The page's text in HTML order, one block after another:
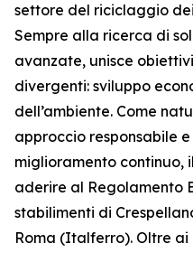
settore del riciclaggio
Sempre alla ricerca di
avanzate, unisce
divergenti: sviluppo
dell’ambiente. Come
approccio responsabile
miglioramento continuo,
aderire al Regolamento
stabilimenti di
Roma (Italferro). Oltre